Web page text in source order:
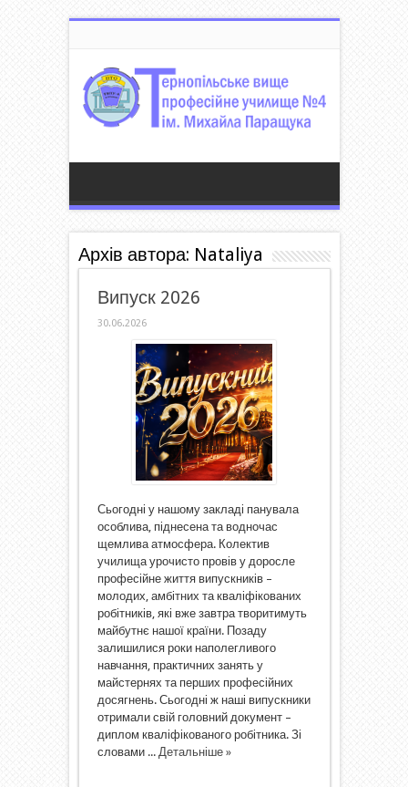
Архів автора: Nataliya
Випуск 2026
30.06.2026
Сьогодні у нашому закладі панувала
особлива, піднесена та водночас
щемлива атмосфера. Колектив
училища урочисто провів у доросле
професійне життя випускників –
молодих, амбітних та кваліфікованих
робітників, які вже завтра творитимуть
майбутнє нашої країни. Позаду
залишилися роки наполегливого
навчання, практичних занять у
майстернях та перших професійних
досягнень. Сьогодні ж наші випускники
отримали свій головний документ –
диплом кваліфікованого робітника. Зі
словами ... Детальніше »